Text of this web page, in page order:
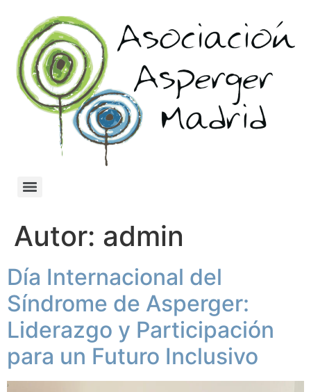
Autor: admin
Día Internacional del
Síndrome de Asperger:
Liderazgo y Participación
para un Futuro Inclusivo